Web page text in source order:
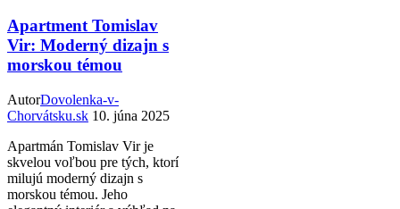
Apartment Tomislav
Vir: Moderný dizajn s
morskou témou
AutorDovolenka-v-
Chorvátsku.sk 10. júna 2025
Apartmán Tomislav Vir je
skvelou voľbou pre tých, ktorí
milujú moderný dizajn s
morskou témou. Jeho